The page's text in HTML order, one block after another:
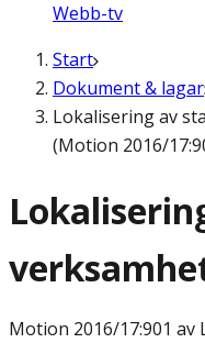
Webb-tv
Start
Dokument & lagar
Lokalisering av
(Motion 2016/
Motion 2016/17:901 av